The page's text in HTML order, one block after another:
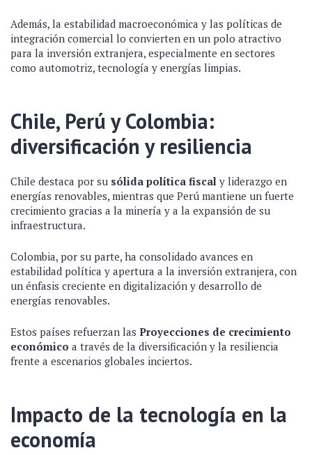
Además, la estabilidad macroeconómica y las políticas de
integración comercial lo convierten en un polo atractivo
para la inversión extranjera, especialmente en sectores
como automotriz, tecnología y energías limpias.
Chile, Perú y Colombia:
diversificación y resiliencia
Chile destaca por su sólida política fiscal y liderazgo en
energías renovables, mientras que Perú mantiene un fuerte
crecimiento gracias a la minería y a la expansión de su
infraestructura.
Colombia, por su parte, ha consolidado avances en
estabilidad política y apertura a la inversión extranjera, con
un énfasis creciente en digitalización y desarrollo de
energías renovables.
Estos países refuerzan las Proyecciones de crecimiento
económico a través de la diversificación y la resiliencia
frente a escenarios globales inciertos.
Impacto de la tecnología en la
economía